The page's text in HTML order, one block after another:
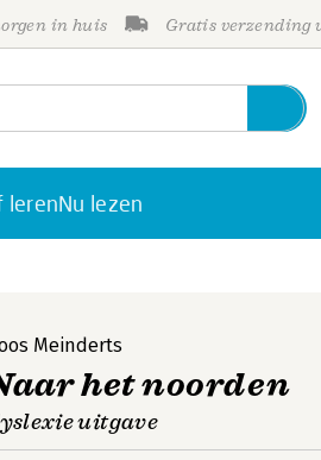
in huis Gratis verzending
lerenNu lezen
Meinderts
het noorden
uitgave